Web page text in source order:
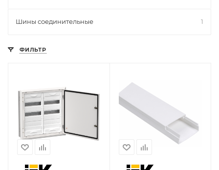
Шины соединительные 1
ФИЛЬТР